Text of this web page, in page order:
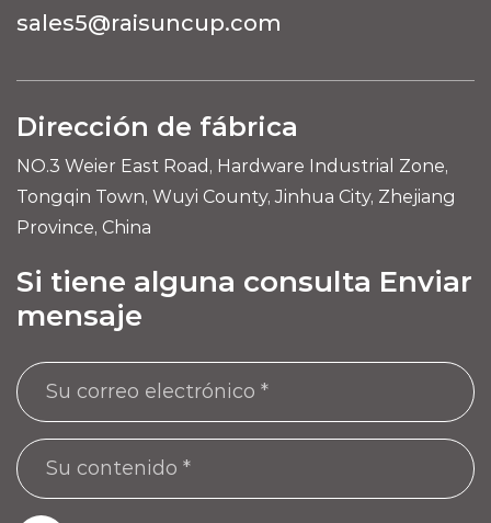
sales5@raisuncup.com
Dirección de fábrica
NO.3 Weier East Road, Hardware Industrial Zone,
Tongqin Town, Wuyi County, Jinhua City, Zhejiang
Province, China
Si tiene alguna consulta Enviar
mensaje